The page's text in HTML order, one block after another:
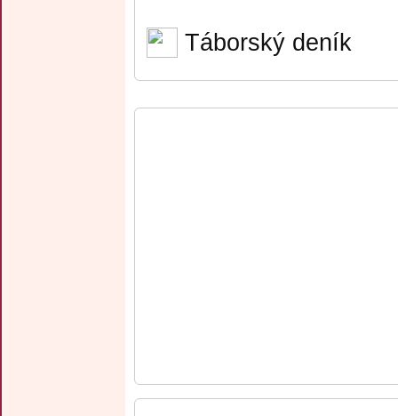
Táborský deník